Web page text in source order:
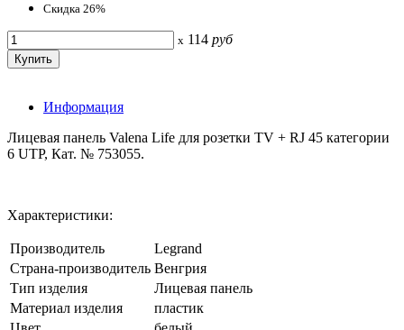
Скидка 26%
x 114 руб
Информация
Лицевая панель Valena Life для розетки TV + RJ 45 категории
6 UTP, Кат. № 753055.
Характеристики:
Производитель
Legrand
Страна-производитель Венгрия
Тип изделия
Лицевая панель
Материал изделия
пластик